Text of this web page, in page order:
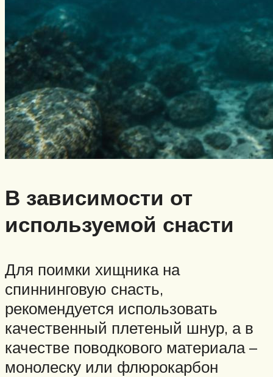
В зависимости от
используемой снасти
Для поимки хищника на
спиннинговую снасть,
рекомендуется использовать
качественный плетеный шнур, а в
качестве поводкового материала –
монолеску или флюрокарбон